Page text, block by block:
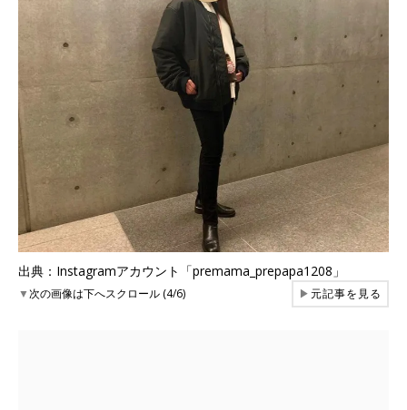
出典：Instagramアカウント「premama_prepapa1208」
▼次の画像は下へスクロール (4/6) ▶元記事を見る